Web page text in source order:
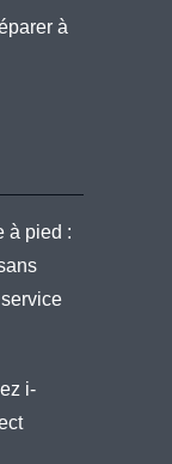
à
à pied :
i-